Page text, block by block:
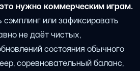
нужно коммерческим играм.
или зафиксировать
не даёт чистых,
состояния обычного
соревновательный баланс,